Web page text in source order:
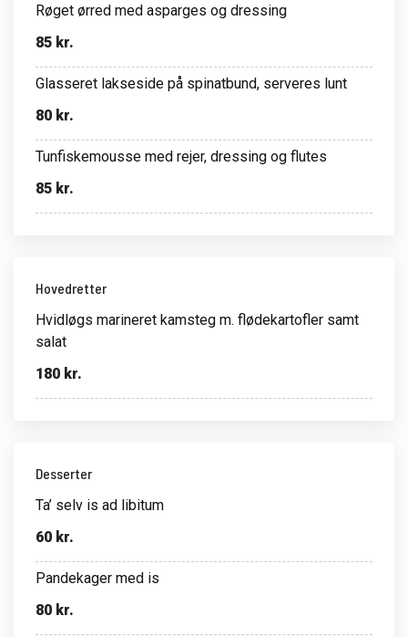
Røget ørred med asparges og dressing
85 kr.
Glasseret lakseside på spinatbund, serveres lunt
80 kr.
Tunfiskemousse med rejer, dressing og flutes
85 kr.
Hovedretter
Hvidløgs marineret kamsteg m. flødekartofler samt
salat
180 kr.
Desserter
Ta’ selv is ad libitum
60 kr.
Pandekager med is
80 kr.